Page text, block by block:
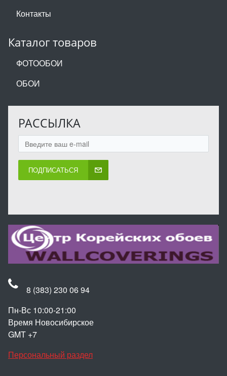
Контакты
Каталог товаров
ФОТООБОИ
ОБОИ
РАССЫЛКА
ПОДПИСАТЬСЯ
8 (383) 230 06 94
Пн-Вс 10:00-21:00
Время Новосибирское
GMT +7
Персональный раздел